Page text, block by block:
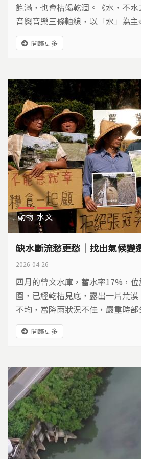
飽滿，也會枯竭乾涸。《水・不
音與音樂三條軸線，以「水」為
界，「傾聽」生命之源，「凝視」
力量，反思人與水之間的關係。
閱讀更多
動物 水文
缺水斷流愁更愁｜找出氣候變
2026-04-26
四月的曾文水庫，蓄水率17%，
圍，已經乾枯見底，露出一片荒
不均，當降雨狀況不佳，嚴重時
耕，農民抗爭。有些河川斷流，河
態，讓缺水旱象愁上加愁。
閱讀更多